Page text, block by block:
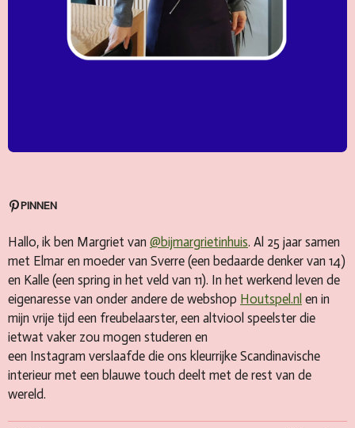
PINNEN
Hallo, ik ben Margriet van @bijmargrietinhuis. Al 25 jaar samen
met Elmar en moeder van Sverre (een bedaarde denker van 14)
en Kalle (een spring in het veld van 11). In het werkend leven de
eigenaresse van onder andere de webshop Houtspel.nl en in
mijn vrije tijd een freubelaarster, een altviool speelster die
ietwat vaker zou mogen studeren en
een Instagram verslaafde die ons kleurrijke Scandinavische
interieur met een blauwe touch deelt met de rest van de
wereld.